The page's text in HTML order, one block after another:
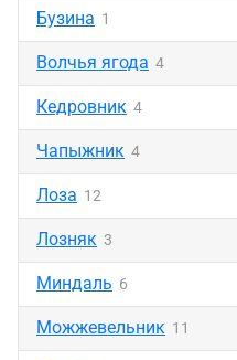
Бузина 1
Волчья ягода 4
Кедровник 4
Чапыжник 4
Лоза 12
Лозняк 3
Миндаль 6
Можжевельник 11